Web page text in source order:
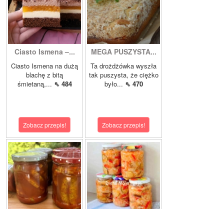
Ciasto Ismena –...
Ciasto Ismena na dużą
blachę z bitą
śmietaną,... ⇖ 484
Zobacz przepis!
MEGA PUSZYSTA...
Ta drożdżówka wyszła
tak puszysta, że ciężko
było... ⇖ 470
Zobacz przepis!